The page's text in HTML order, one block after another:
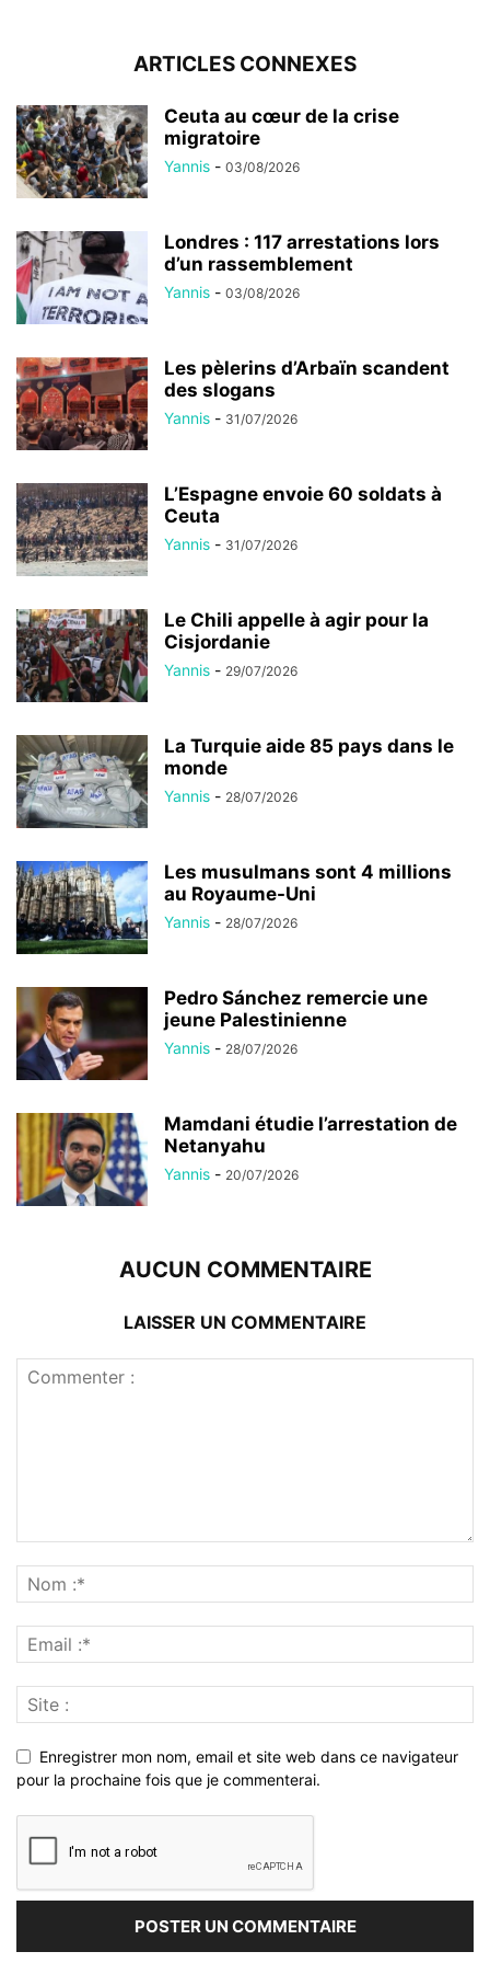
ARTICLES CONNEXES
Ceuta au cœur de la crise
migratoire
Yannis - 03/08/2026
Londres : 117 arrestations lors
d’un rassemblement
Yannis - 03/08/2026
Les pèlerins d’Arbaïn scandent
des slogans
Yannis - 31/07/2026
L’Espagne envoie 60 soldats à
Ceuta
Yannis - 31/07/2026
Le Chili appelle à agir pour la
Cisjordanie
Yannis - 29/07/2026
La Turquie aide 85 pays dans le
monde
Yannis - 28/07/2026
Les musulmans sont 4 millions
au Royaume-Uni
Yannis - 28/07/2026
Pedro Sánchez remercie une
jeune Palestinienne
Yannis - 28/07/2026
Mamdani étudie l’arrestation de
Netanyahu
Yannis - 20/07/2026
AUCUN COMMENTAIRE
LAISSER UN COMMENTAIRE
Enregistrer mon nom, email et site web dans ce navigateur
pour la prochaine fois que je commenterai.